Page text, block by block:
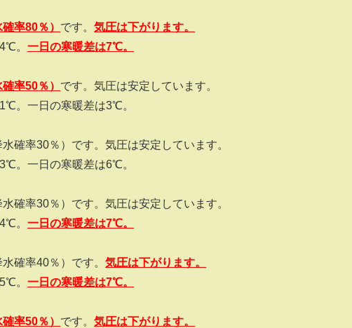
確率80％） です。 気圧は下がります。
。 一日の寒暖差は7℃。
確率50％） です。気圧は安定しています。
。一日の寒暖差は3℃。
確率30％）です。気圧は安定しています。
。一日の寒暖差は6℃。
確率30％）です。気圧は安定しています。
。 一日の寒暖差は7℃。
確率40％）です。 気圧は下がります。
。 一日の寒暖差は7℃。
確率50％） です。 気圧は下がります。